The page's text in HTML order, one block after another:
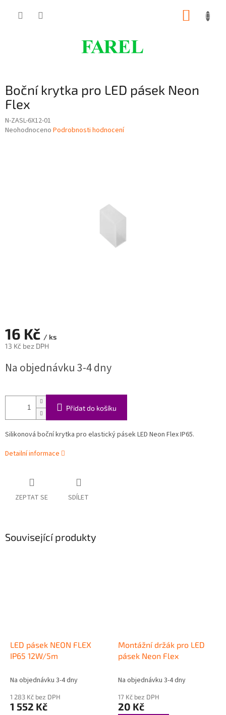
Boční krytka pro LED pásek Neon
Flex
N-ZASL-6X12-01
Průměrné
Neohodnoceno Podrobnosti hodnocení
16 Kč / ks
13 Kč bez DPH
cena:
Na objednávku 3-4 dny
Přidat do košíku
Silikonová boční krytka pro elastický pásek LED Neon Flex IP65.
Detailní informace
ZEPTAT SE SDÍLET
Související produkty
LED pásek NEON FLEX
IP65 12W/5m
Na objednávku 3-4 dny
1 283 Kč bez DPH
1 552 Kč
Montážní držák pro LED
pásek Neon Flex
Na objednávku 3-4 dny
17 Kč bez DPH
20 Kč